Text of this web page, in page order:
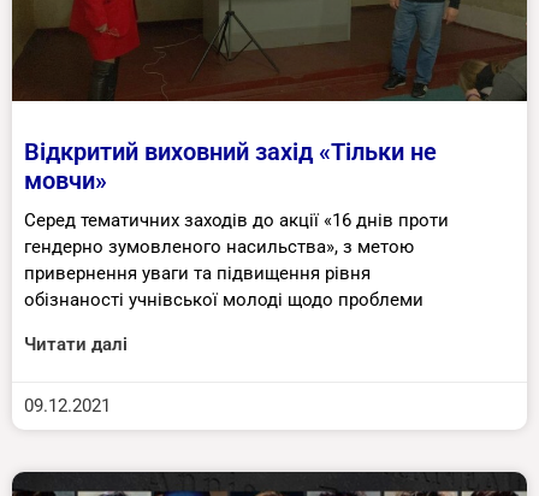
Відкритий виховний захід «Тільки не
мовчи»
Серед тематичних заходів до акції «16 днів проти
гендерно зумовленого насильства», з метою
привернення уваги та підвищення рівня
обізнаності учнівської молоді щодо проблеми
Читати далі
09.12.2021